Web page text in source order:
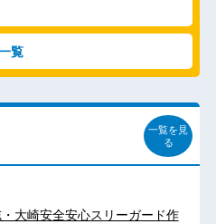
覧
一覧を見
る
大崎安全安心スリーガード作